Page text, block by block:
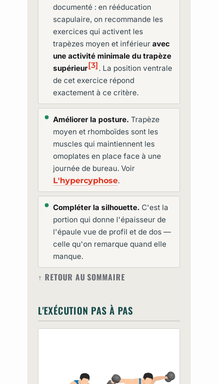
documenté : en rééducation
scapulaire, on recommande les
exercices qui activent les
trapèzes moyen et inférieur avec
une activité minimale du trapèze
supérieur[3] . La position ventrale
de cet exercice répond
exactement à ce critère.
Améliorer la posture. Trapèze
moyen et rhomboïdes sont les
muscles qui maintiennent les
omoplates en place face à une
journée de bureau. Voir
L'hypercyphose.
Compléter la silhouette. C'est la
portion qui donne l'épaisseur de
l'épaule vue de profil et de dos —
celle qu'on remarque quand elle
manque.
↑ RETOUR AU SOMMAIRE
L'EXÉCUTION PAS À PAS